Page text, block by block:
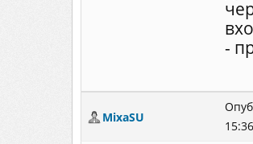
-
MixaSU
15:36